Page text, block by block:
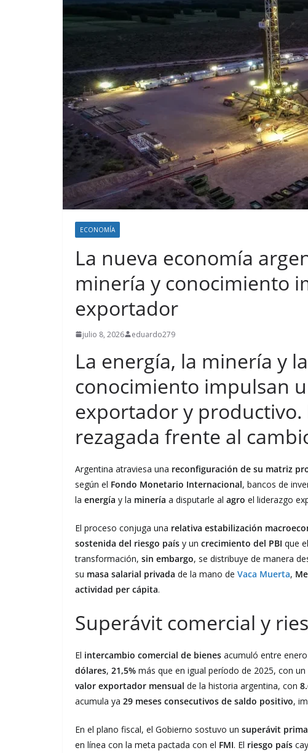
ECONOMÍA
La nueva economía
minería y conocimiento
exportador
julio 8, 2026 eduardo279
La energía, la minería y
conocimiento impulsan
exportador y
rezagada frente al
Argentina atraviesa una reconfiguración de su matriz
según el Fondo Monetario Internacional, bancos de
la energía y la minería a disputarle al agro el liderazgo
El proceso conjuga una relativa estabilización
sostenida del riesgo país y un crecimiento del PBI que
transformación, sin embargo, se distribuye de manera
su masa salarial privada de la mano de Vaca Muerta,
actividad per cápita.
Superávit comercial y
El intercambio comercial de bienes acumuló entre
dólares, 21,5% más que en igual período de 2025, con un
valor exportador mensual de la historia argentina, con
acumula ya 29 meses consecutivos de saldo positivo,
En el plano fiscal, el Gobierno sostuvo un superávit
en línea con la meta pactada con el FMI. El riesgo país